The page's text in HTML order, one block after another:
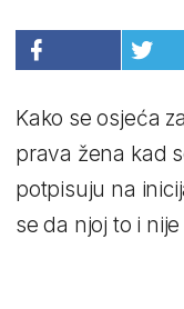
Kako se osjeća
prava žena kad
potpisuju na
se da njoj to i